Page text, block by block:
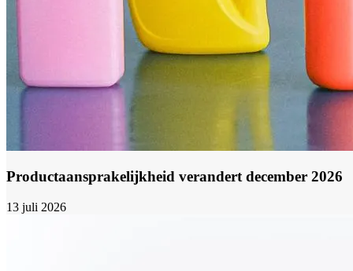
Productaansprakelijkheid verandert december 2026
13 juli 2026